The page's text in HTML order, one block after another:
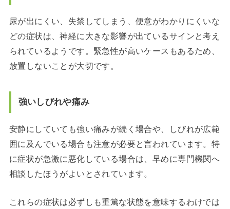
尿が出にくい、失禁してしまう、便意がわかりにくいな
どの症状は、神経に大きな影響が出ているサインと考え
られているようです。緊急性が高いケースもあるため、
放置しないことが大切です。
強いしびれや痛み
安静にしていても強い痛みが続く場合や、しびれが広範
囲に及んでいる場合も注意が必要と言われています。特
に症状が急激に悪化している場合は、早めに専門機関へ
相談したほうがよいとされています。
これらの症状は必ずしも重篤な状態を意味するわけでは